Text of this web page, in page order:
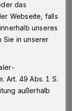
weil im
ein paar
Polick
das
Webseite, falls
unseres
Sie in unserer
Art. 49 Abs. 1 S.
außerhalb